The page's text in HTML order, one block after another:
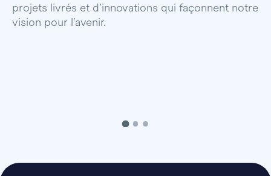
projets livrés et d’innovations qui façonnent notre
vision pour l’avenir.